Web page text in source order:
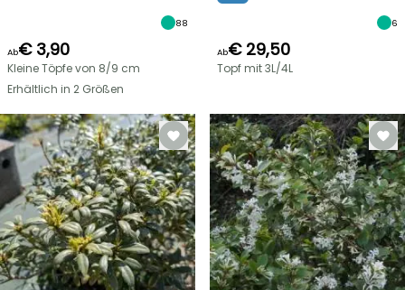
88
Ab€ 3,90
Kleine Töpfe von 8/9 cm
Erhältlich in 2 Größen
6
Ab€ 29,50
Topf mit 3L/4L